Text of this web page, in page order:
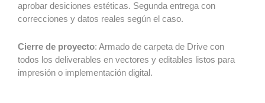
aprobar desiciones estéticas. Segunda entrega con
correcciones y datos reales según el caso.
Cierre de proyecto: Armado de carpeta de Drive con
todos los deliverables en vectores y editables listos para
impresión o implementación digital.